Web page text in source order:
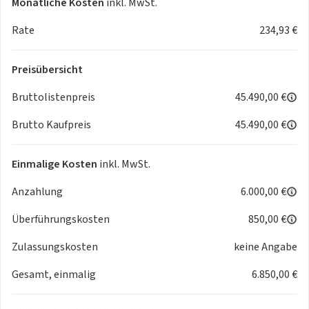
- 22 kW AC & 150 kW DC-Ladeleistung
- Pro Ausstattung:
- Navigation + Apple Carplay & Android Auto
- 360°Kamera
- LED Scheinwerfer
uvm.
verschiedenen Farbkombinationen in
20-24 Wochen
lieferbar!
Rate
234,93 €
Preisübersicht
Bruttolistenpreis
45.490,00 €
Brutto Kaufpreis
45.490,00 €
Einmalige Kosten inkl. MwSt.
Anzahlung
6.000,00 €
Überführungskosten
850,00 €
Zulassungskosten
keine Angabe
Gesamt, einmalig
6.850,00 €